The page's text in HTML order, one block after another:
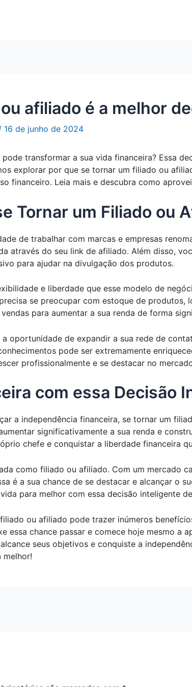
afiliado é a melhor
16 de junho de 2024
transformar a sua vida financeira? Essa
explorar por que se tornar um filiado ou
financeiro. Leia mais e descubra como
Tornar um Filiado ou
de trabalhar com marcas e empresas
através do seu link de afiliado. Além disso,
para ajudar na divulgação dos produtos.
e liberdade que esse modelo de
se preocupar com estoque de produtos,
para aumentar a sua renda de forma
oportunidade de expandir a sua rede de
pode ser extremamente
profissionalmente e se destacar no
com essa Decisão
a independência financeira, se tornar um
significativamente a sua renda e
chefe e conquistar a liberdade financeira
como filiado ou afiliado. Com um mercado
é a sua chance de se destacar e alcançar o
para melhor com essa decisão inteligente
ou afiliado pode trazer inúmeros
essa chance passar e comece hoje mesmo a
seus objetivos e conquiste a
melhor!